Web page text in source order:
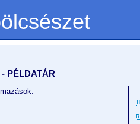
PÉLDATÁR